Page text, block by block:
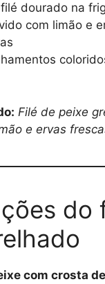
dourado na
com limão e
Filé de peixe
e ervas
do
com crosta